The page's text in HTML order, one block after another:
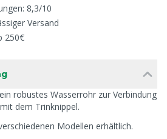
8,3/10
Versand
250€
robustes Wasserrohr zur Verbindung
dem Trinknippel.
Modellen erhältlich.